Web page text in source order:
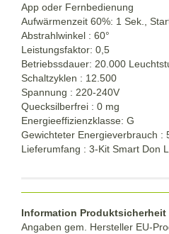
App oder Fernbedienung
Aufwärmenzeit 60%: 1 Sek.,
Abstrahlwinkel : 60°
Leistungsfaktor: 0,5
Betriebssdauer: 20.000
Schaltzyklen : 12.500
Spannung : 220-240V
Quecksilberfrei : 0 mg
Energieeffizienzklasse: G
Gewichteter Energieverbrauch :
Lieferumfang : 3-Kit Smart Don
Information Produktsicherheit
Angaben gem. Hersteller EU-